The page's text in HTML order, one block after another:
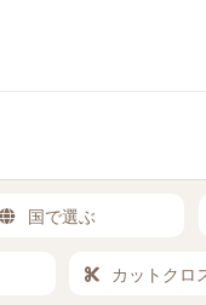
国で選ぶ
カットクロ